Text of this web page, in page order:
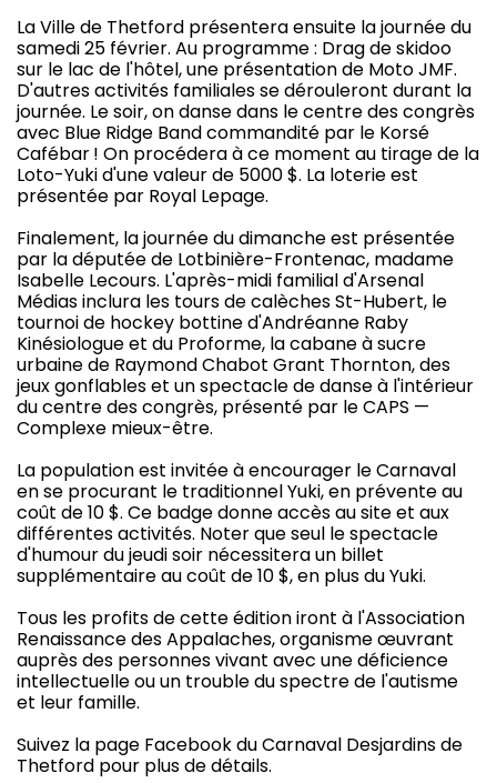
La Ville de Thetford présentera ensuite la journée du
samedi 25 février. Au programme : Drag de skidoo
sur le lac de l'hôtel, une présentation de Moto JMF.
D'autres activités familiales se dérouleront durant la
journée. Le soir, on danse dans le centre des congrès
avec Blue Ridge Band commandité par le Korsé
Cafébar ! On procédera à ce moment au tirage de la
Loto-Yuki d'une valeur de 5000 $. La loterie est
présentée par Royal Lepage.
Finalement, la journée du dimanche est présentée
par la députée de Lotbinière-Frontenac, madame
Isabelle Lecours. L'après-midi familial d'Arsenal
Médias inclura les tours de calèches St-Hubert, le
tournoi de hockey bottine d'Andréanne Raby
Kinésiologue et du Proforme, la cabane à sucre
urbaine de Raymond Chabot Grant Thornton, des
jeux gonflables et un spectacle de danse à l'intérieur
du centre des congrès, présenté par le CAPS —
Complexe mieux-être.
La population est invitée à encourager le Carnaval
en se procurant le traditionnel Yuki, en prévente au
coût de 10 $. Ce badge donne accès au site et aux
différentes activités. Noter que seul le spectacle
d'humour du jeudi soir nécessitera un billet
supplémentaire au coût de 10 $, en plus du Yuki.
Tous les profits de cette édition iront à l'Association
Renaissance des Appalaches, organisme œuvrant
auprès des personnes vivant avec une déficience
intellectuelle ou un trouble du spectre de l'autisme
et leur famille.
Suivez la page Facebook du Carnaval Desjardins de
Thetford pour plus de détails.